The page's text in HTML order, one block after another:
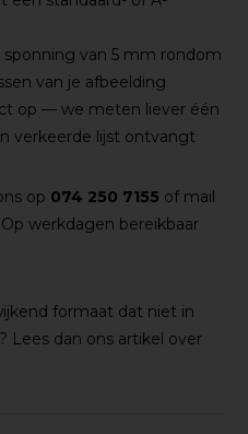
van 5 mm rondom
van je afbeelding
op — we meten liever één
verkeerde lijst ontvangt
op 074 250 7155 of mail
Op werkdagen bereikbaar
formaat dat niet in
Lees dan ons artikel over